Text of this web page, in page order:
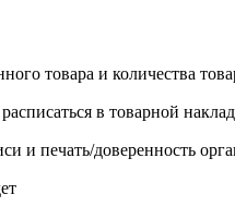
товара и количества
в товарной
печать/доверенность